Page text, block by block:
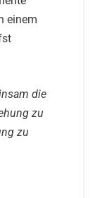
einem
die
zu
zu